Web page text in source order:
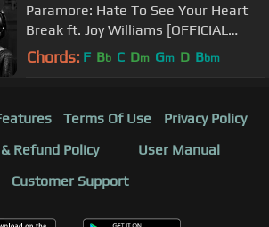
Paramore: Hate To See Your Heart
Break ft. Joy Williams [OFFICIAL
VIDEO]
Chords: F Bb C Dm Gm D Bbm
Terms Of Use
Privacy Policy
Refund Policy
User Manual
Customer Support